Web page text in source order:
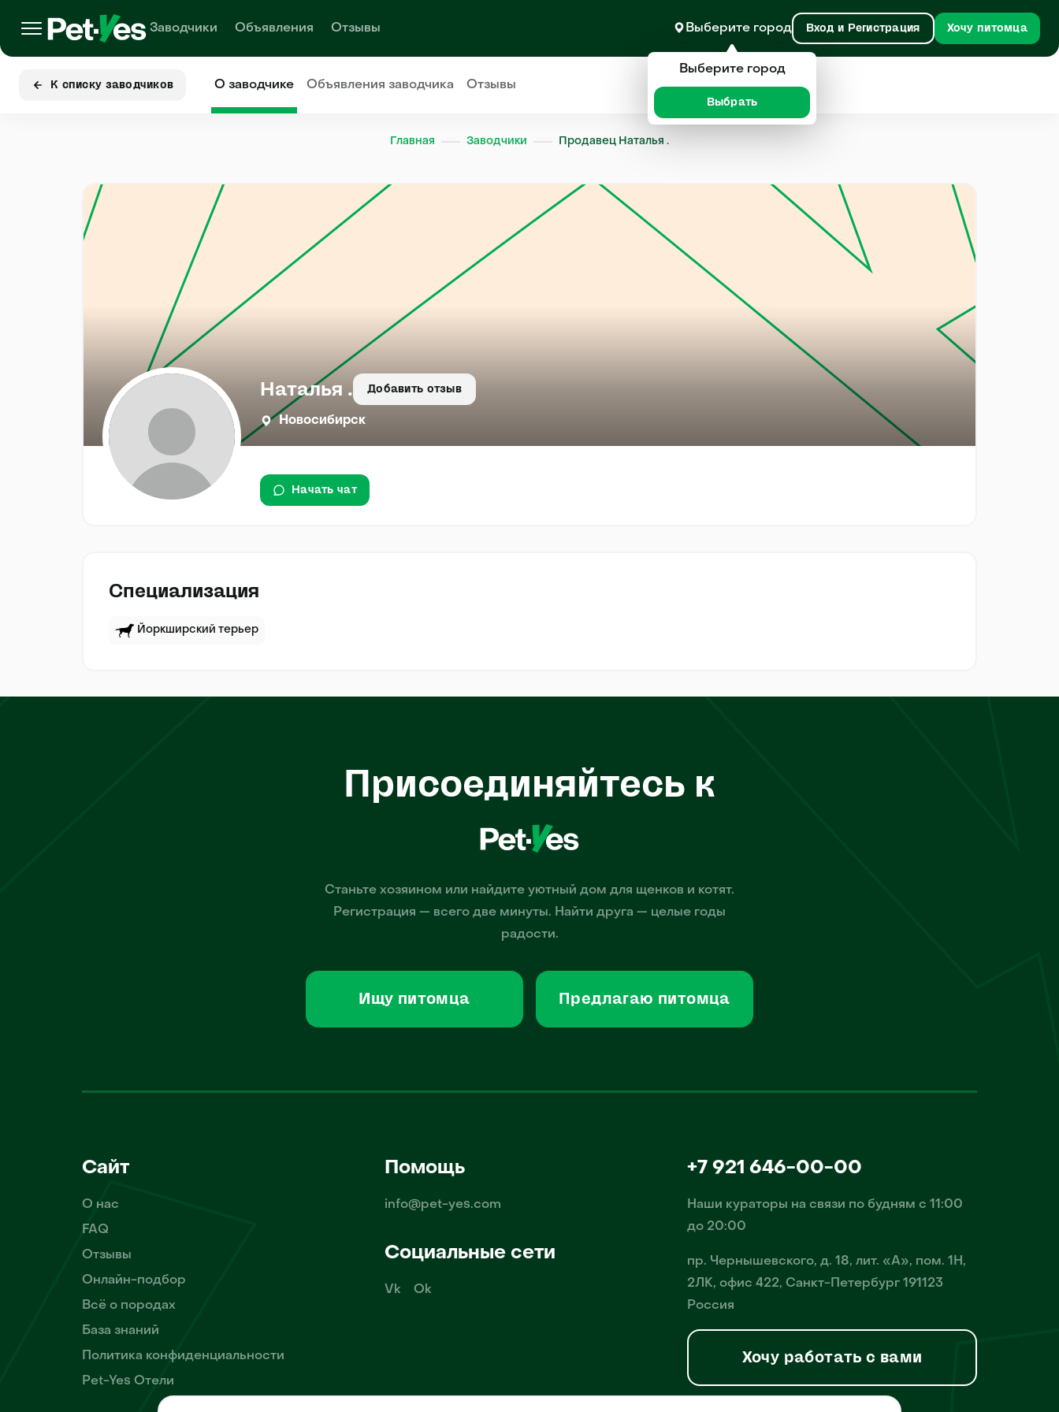
Заводчики Объявления Отзывы Выберите город Вход и Регистрация Хочу питомца
К списку заводчиков О заводчике Объявлениязаводчика Отзывы
Главная Заводчики Продавец Наталья .
Наталья . Добавить отзыв
Новосибирск
Начать чат
Специализация
Йоркширский терьер
Присоединяйтесь к
Станьте хозяином или найдите уютный дом для щенков и котят.
Регистрация — всего две минуты. Найти друга — целые годы
радости.
Ищу питомца Предлагаю питомца
Сайт
О нас
FAQ
Отзывы
Онлайн-подбор
Всё о породах
База знаний
Политика конфиденциальности
Pet-Yes Отели
Помощь
info@pet-yes.com
Социальные сети
Vk Ok
+7 921 646-00-00
Наши кураторы на связи по будням с 11:00
до 20:00
пр. Чернышевского, д. 18, лит. «А», пом. 1Н,
2ЛК, офис 422, Санкт-Петербург 191123
Россия
Хочу работать с вами
Выберите город
Выбрать